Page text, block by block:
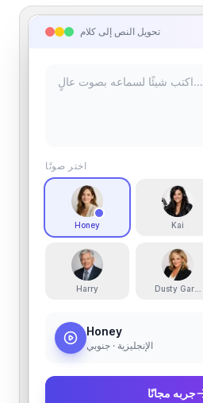
تحويل النص إلى كلام
اختر صوتًا
Honey Kai
Harry Dusty Garner
Honey
الإنجليزية · جنوبي
جربه مجانًا